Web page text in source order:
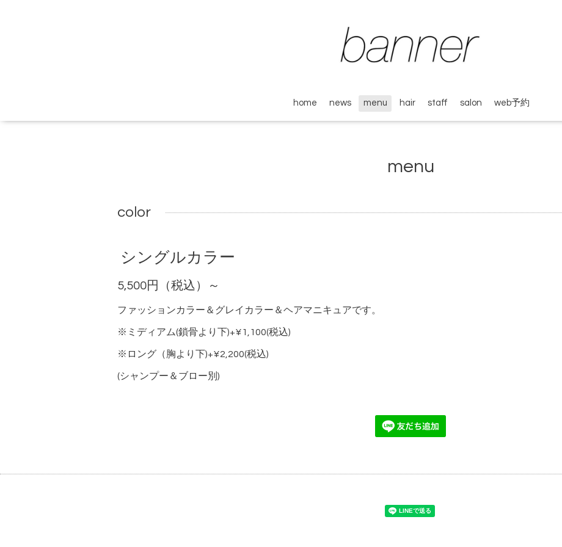
home news menu hair staff salon web予約
menu
color
シングルカラー
5,500円（税込）～
ファッションカラー＆グレイカラー＆ヘアマニキュアです。
※ミディアム(鎖骨より下)+¥1,100(税込)
※ロング（胸より下)+¥2,200(税込)
(シャンプー＆ブロー別)